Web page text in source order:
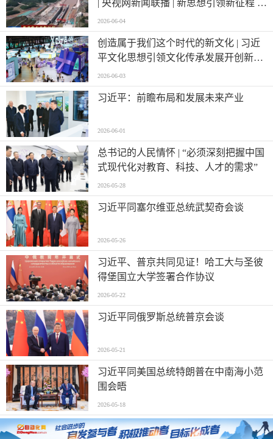
| 央视网新闻联播 | 新思想引领新征程 |
西部陆海新通道跑出高水平对外开放
“加速度”
2026-06-04
创造属于我们这个时代的新文化 | 习近
平文化思想引领文化传承发展开创新局
面
2026-06-03
习近平：前瞻布局和发展未来产业
2026-06-01
总书记的人民情怀 | “必须深刻把握中国
式现代化对教育、科技、人才的需求”
2026-05-28
习近平同塞尔维亚总统武契奇会谈
2026-05-26
习近平、普京共同见证！哈工大与圣彼
得堡国立大学签署合作协议
2026-05-22
习近平同俄罗斯总统普京会谈
2026-05-21
习近平同美国总统特朗普在中南海小范
围会晤
2026-05-18